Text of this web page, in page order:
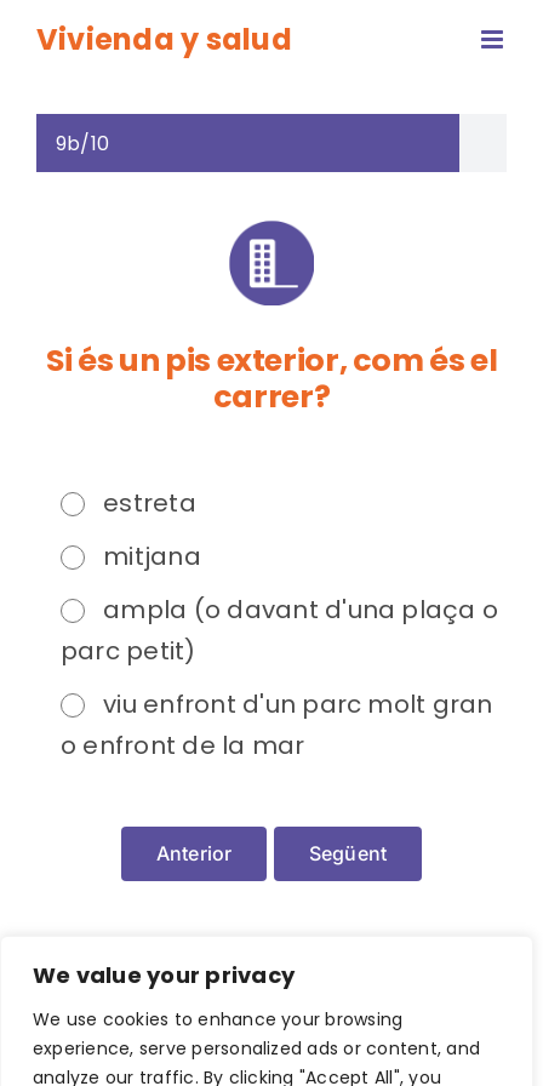
We value your privacy
We use cookies to enhance your browsing
experience, serve personalized ads or content, and
analyze our traffic. By clicking "Accept All", you
Vivienda y salud
9b/10
Si és un pis exterior, com és el
carrer?
estreta
mitjana
ampla (o davant d'una plaça o
parc petit)
viu enfront d'un parc molt gran
o enfront de la mar
Anterior Següent